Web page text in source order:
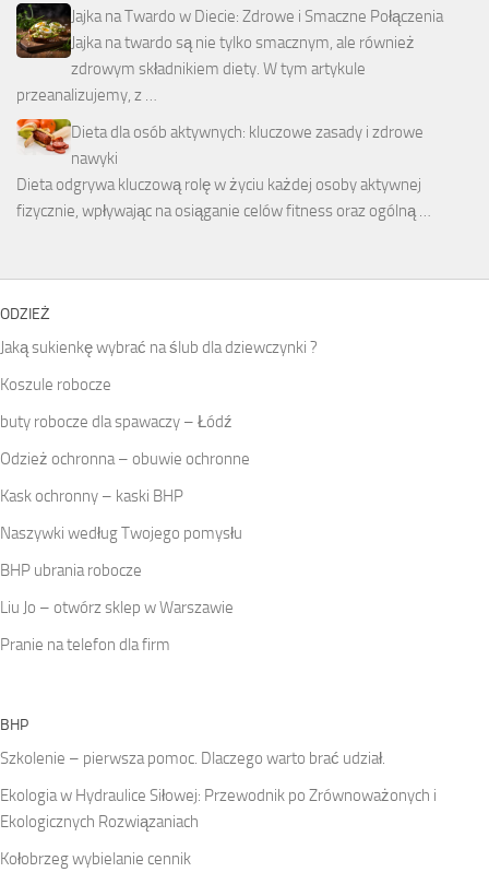
Jajka na Twardo w Diecie: Zdrowe i Smaczne Połączenia
Jajka na twardo są nie tylko smacznym, ale również
zdrowym składnikiem diety. W tym artykule
przeanalizujemy, z …
Dieta dla osób aktywnych: kluczowe zasady i zdrowe
nawyki
Dieta odgrywa kluczową rolę w życiu każdej osoby aktywnej
fizycznie, wpływając na osiąganie celów fitness oraz ogólną …
ODZIEŻ
Jaką sukienkę wybrać na ślub dla dziewczynki ?
Koszule robocze
buty robocze dla spawaczy – Łódź
Odzież ochronna – obuwie ochronne
Kask ochronny – kaski BHP
Naszywki według Twojego pomysłu
BHP ubrania robocze
Liu Jo – otwórz sklep w Warszawie
Pranie na telefon dla firm
BHP
Szkolenie – pierwsza pomoc. Dlaczego warto brać udział.
Ekologia w Hydraulice Siłowej: Przewodnik po Zrównoważonych i
Ekologicznych Rozwiązaniach
Kołobrzegwybielanie cennik